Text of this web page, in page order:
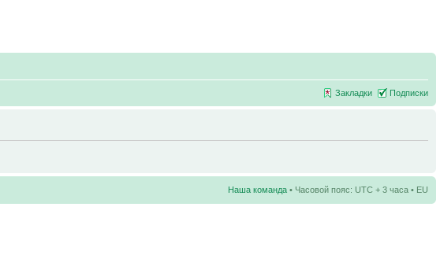
Закладки Подписки
Наша команда • Часовой пояс: UTC + 3 часа • EU